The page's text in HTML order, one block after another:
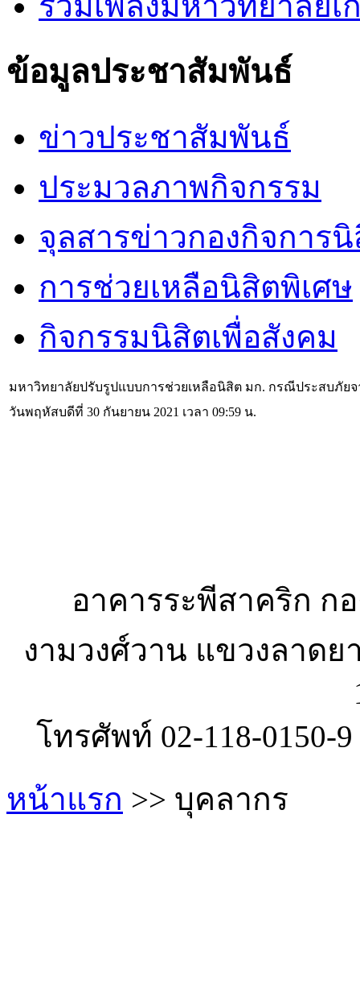
ข้อมูลประชาสัมพันธ์
ข่าวประชาสัมพันธ์
ประมวลภาพกิจกรรม
จุลสารข่าวกองกิจการ
การช่วยเหลือนิสิตพิเศษ
กิจกรรมนิสิตเพื่อสังคม
มหาวิทยาลัยปรับรูปแบบการช่วยเหลือนิสิต มก. กรณีประสบภัยจ
วันพฤหัสบดีที่ 30 กันยายน 2021 เวลา 09:59 น.
อาคารระพีสาคริก ก
งามวงศ์วาน แขวงลาดย
โทรศัพท์ 02-118-0150-
หน้าแรก >> บุคลากร